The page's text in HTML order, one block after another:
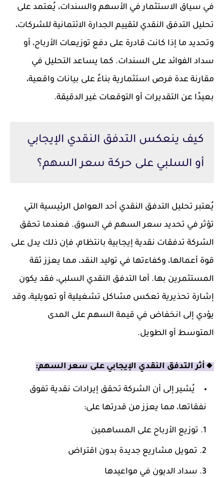
في سياق الاستثمار في الأسهم والسندات، يُعتمد على
تحليل التدفق النقدي لتقييم الجدارة الائتمانية للشركات،
وتحديد ما إذا كانت قادرة على دفع توزيعات الأرباح، أو
سداد الفوائد على السندات. كما يساعد التحليل في
مقارنة عدة فرص استثمارية بناءً على بيانات واقعية،
بعيدًا عن التقديرات أو التوقعات غير الدقيقة.
كيف ينعكس التدفق النقدي الإيجابي
أو السلبي على حركة سعر السهم؟
يُعتبر تحليل التدفق النقدي أحد العوامل الرئيسية التي
تؤثر في تحديد سعر السهم في السوق. فعندما تحقق
الشركة تدفقات نقدية إيجابية بانتظام، فإن ذلك يدل على
قوة أعمالها، وكفاءتها في توليد النقد، مما يعزز ثقة
المستثمرين بها. أما التدفق النقدي السلبي، فقد يكون
إشارة تحذيرية تعكس مشاكل تشغيلية أو تمويلية، وقد
يؤدي إلى انخفاض في قيمة السهم على المدى
المتوسط أو الطويل.
🔸أثر التدفق النقدي الإيجابي على سعر السهم:
يُشير إلى أن الشركة تحقق إيرادات نقدية تفوق
نفقاتها، مما يعزز من قدرتها على:
توزيع الأرباح على المساهمين
تمويل مشاريع جديدة بدون اقتراض
سداد الديون في مواعيدها